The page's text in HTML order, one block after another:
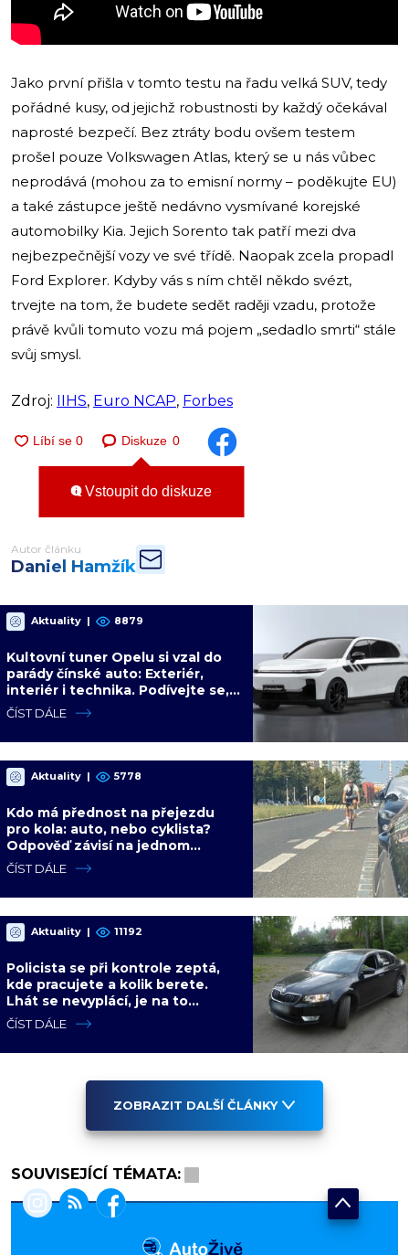
Jako první přišla v tomto testu na řadu velká SUV, tedy
pořádné kusy, od jejichž robustnosti by každý očekával
naprosté bezpečí. Bez ztráty bodu ovšem testem
prošel pouze Volkswagen Atlas, který se u nás vůbec
neprodává (mohou za to emisní normy – poděkujte EU)
a také zástupce ještě nedávno vysmívané korejské
automobilky Kia. Jejich Sorento tak patří mezi dva
nejbezpečnější vozy ve své třídě. Naopak zcela propadl
Ford Explorer. Kdyby vás s ním chtěl někdo svézt,
trvejte na tom, že budete sedět raději vzadu, protože
právě kvůli tomuto vozu má pojem „sedadlo smrti“ stále
svůj smysl.
Zdroj: IIHS, Euro NCAP, Forbes
Diskuze 0
Vstoupit do diskuze
Autor článku
Daniel Hamžík
Aktuality | 8879
Kultovní tuner Opelu si vzal do
parády čínské auto: Exteriér,
interiér i technika. Podívejte se,
jakého výsledku dosáhl s
Leapmotorem
ČÍST DÁLE
Aktuality | 5778
Kdo má přednost na přejezdu
pro kola: auto, nebo cyklista?
Odpověď závisí na jednom
detailu, který většina řidičů
nezná
ČÍST DÁLE
Aktuality | 11192
Policista se při kontrole zeptá,
kde pracujete a kolik berete.
Lhát se nevyplácí, je na to
konkrétní paragraf
ČÍST DÁLE
ZOBRAZIT DALŠÍ ČLÁNKY
SOUVISEJÍCÍ TÉMATA: